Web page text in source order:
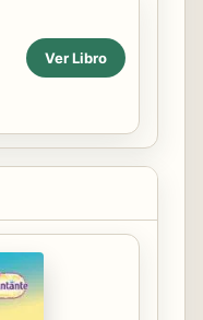
Ver Libro